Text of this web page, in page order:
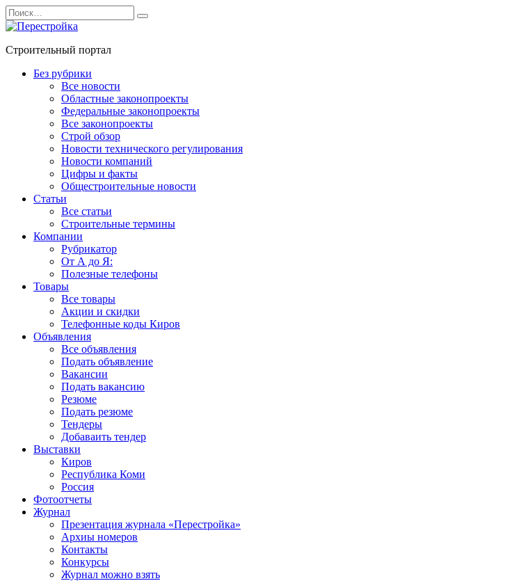
Перейти
к
содержанию
Search
for:
Строительный портал
Без рубрики
Все новости
Областные законопроекты
Федеральные законопроекты
Все законопроекты
Строй обзор
Новости технического регулирования
Новости компаний
Цифры и факты
Общестроительные новости
Статьи
Все статьи
Строительные термины
Компании
Рубрикатор
От А до Я:
Полезные телефоны
Товары
Все товары
Акции и скидки
Телефонные коды Киров
Объявления
Все объявления
Подать объявление
Вакансии
Подать вакансию
Резюме
Подать резюме
Тендеры
Добаваить тендер
Выставки
Киров
Республика Коми
Россия
Фотоотчеты
Журнал
Презентация журнала «Перестройка»
Архиы номеров
Контакты
Конкурсы
Журнал можно взять